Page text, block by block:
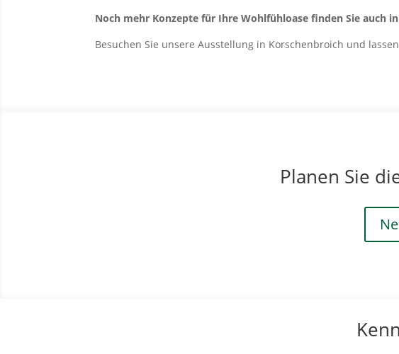
Noch mehr Konzepte für Ihre Wohlfühloase finden Sie auch
Besuchen Sie unsere Ausstellung in Korschenbroich und
Planen Sie